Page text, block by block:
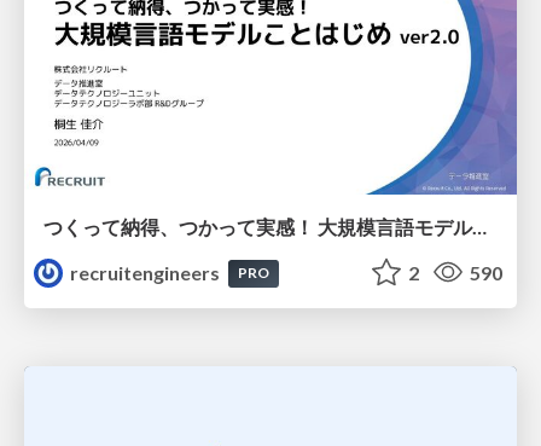
つくって納得、つかって実感！ 大規模言語モデルことはじめ ver2.0
recruitengineers
PRO 2 590